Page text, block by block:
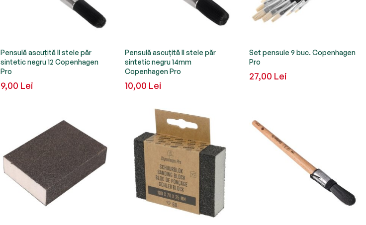
Pensulă ascuțită II stele păr
sintetic negru 12 Copenhagen
Pro
9,00 Lei
Pensulă ascuțită II stele păr
sintetic negru 14mm
Copenhagen Pro
10,00 Lei
Set pensule 9 buc. Copenhagen
Pro
27,00 Lei